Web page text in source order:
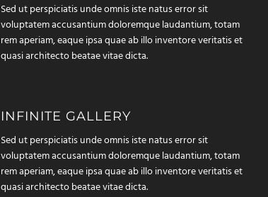
Sed ut perspiciatis unde omnis iste natus error sit
voluptatem accusantium doloremque laudantium, totam
rem aperiam, eaque ipsa quae ab illo inventore veritatis et
quasi architecto beatae vitae dicta.
INFINITE GALLERY
Sed ut perspiciatis unde omnis iste natus error sit
voluptatem accusantium doloremque laudantium, totam
rem aperiam, eaque ipsa quae ab illo inventore veritatis et
quasi architecto beatae vitae dicta.